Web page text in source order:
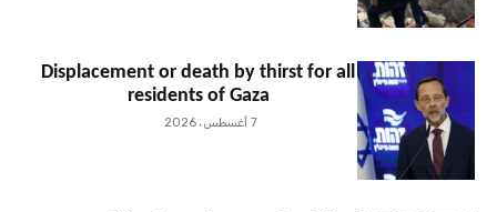
Displacement or death by thirst for all
residents of Gaza
7 أغسطس، 2026